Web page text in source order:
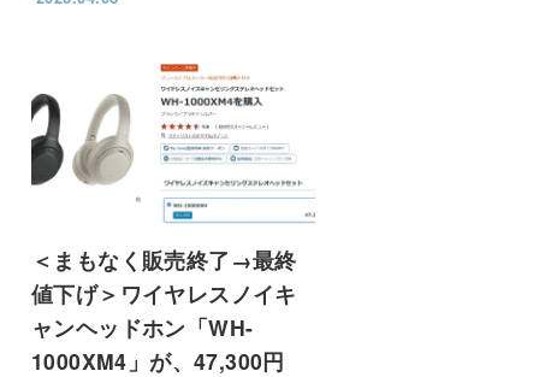
＜まもなく販売終了→最終
値下げ＞ワイヤレスノイキ
ャンヘッドホン「WH-
1000XM4」が、47,300円